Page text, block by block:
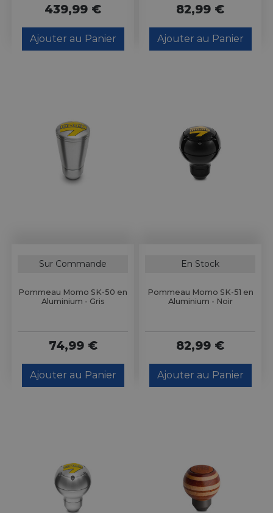
439,99 €
Ajouter au Panier
82,99 €
Ajouter au Panier
Sur Commande
Pommeau Momo SK-50 en
Aluminium - Gris
74,99 €
Ajouter au Panier
En Stock
Pommeau Momo SK-51 en
Aluminium - Noir
82,99 €
Ajouter au Panier